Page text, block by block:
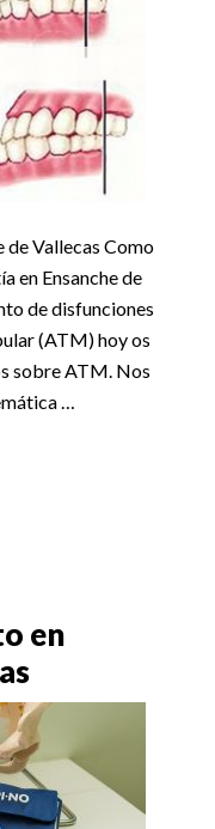
de Vallecas Como
en Ensanche de
de disfunciones
(ATM) hoy os
sobre ATM. Nos
…
en